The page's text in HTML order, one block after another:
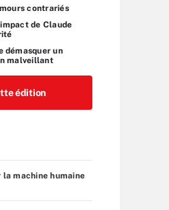
contrariés
de Claude
démasquer un
malveillant
édition
machine humaine